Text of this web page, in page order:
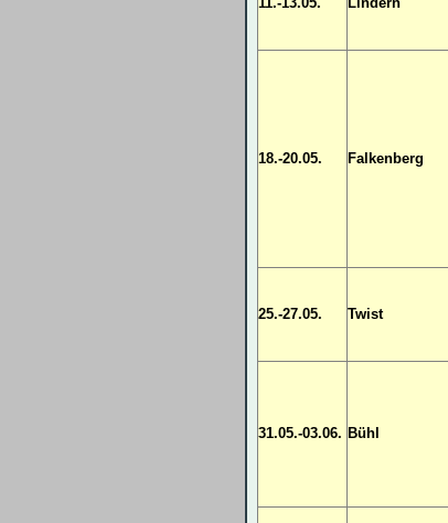
18.-20.05. Falkenberg
25.-27.05. Twist
31.05.-03.06. Bühl